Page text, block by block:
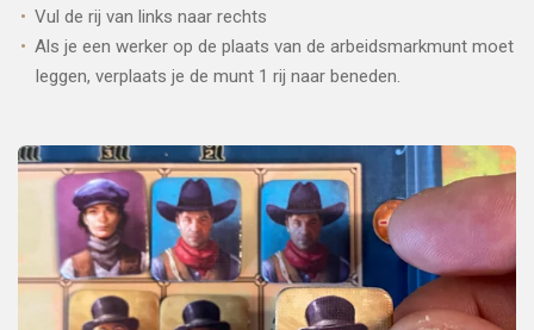
Vul de rij van links naar rechts
Als je een werker op de plaats van de arbeidsmarkmunt moet
leggen, verplaats je de munt 1 rij naar beneden.